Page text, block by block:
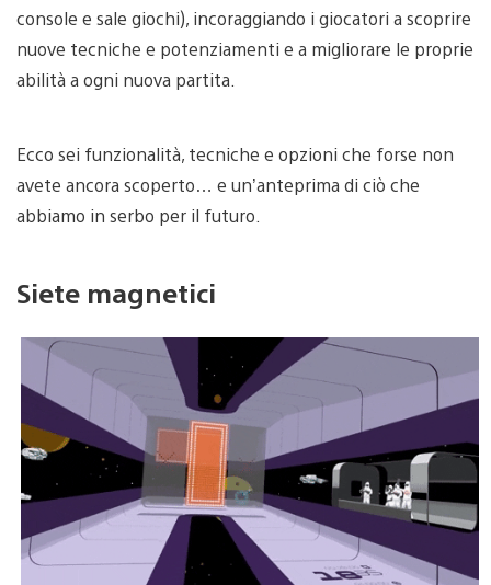
console e sale giochi), incoraggiando i giocatori a scoprire
nuove tecniche e potenziamenti e a migliorare le proprie
abilità a ogni nuova partita.
Ecco sei funzionalità, tecniche e opzioni che forse non
avete ancora scoperto… e un’anteprima di ciò che
abbiamo in serbo per il futuro.
Siete magnetici